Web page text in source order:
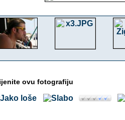
ovu fotografiju